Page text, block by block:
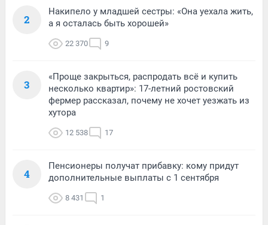
2
Накипело у младшей сестры: «Она уехала жить,
а я осталась быть хорошей»
22 370 9
3
«Проще закрыться, распродать всё и купить
несколько квартир»: 17-летний ростовский
фермер рассказал, почему не хочет уезжать из
хутора
12 538 17
4
Пенсионеры получат прибавку: кому придут
дополнительные выплаты с 1 сентября
8 431 1